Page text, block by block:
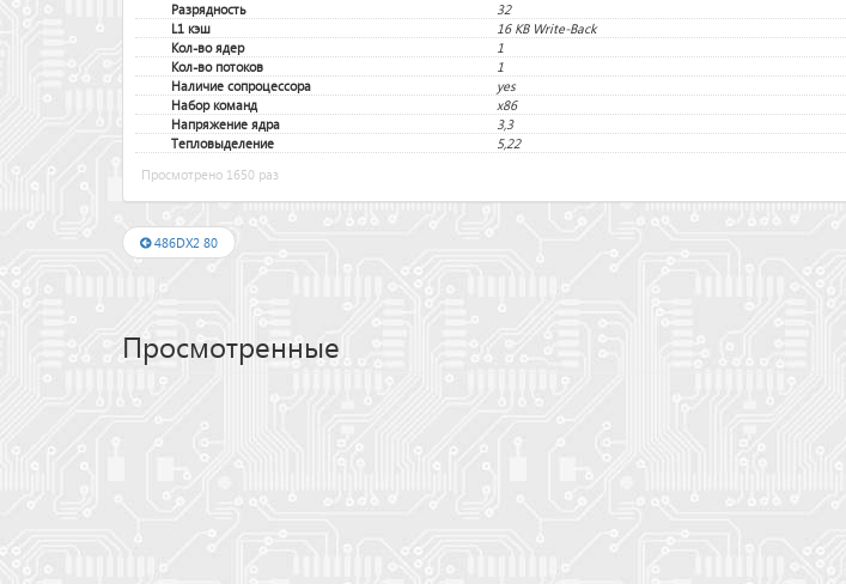
Разрядность
32
L1 кэш
16 KB Write-Back
Кол-во ядер
1
Кол-во потоков
1
Наличие сопроцессора
yes
Набор команд
x86
Напряжение ядра
3,3
Тепловыделение
5,22
Просмотрено 1650 раз
486DX2 80
Просмотренные